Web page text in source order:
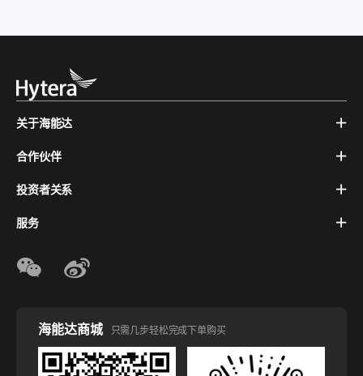
关于海能达
合作伙伴
投资者关系
服务
海能达商城 只需几步轻松完成下单购买